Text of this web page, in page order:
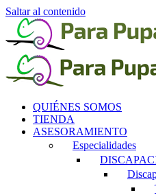
Saltar al contenido
QUIÉNES SOMOS
TIENDA
ASESORAMIENTO
Especialidades